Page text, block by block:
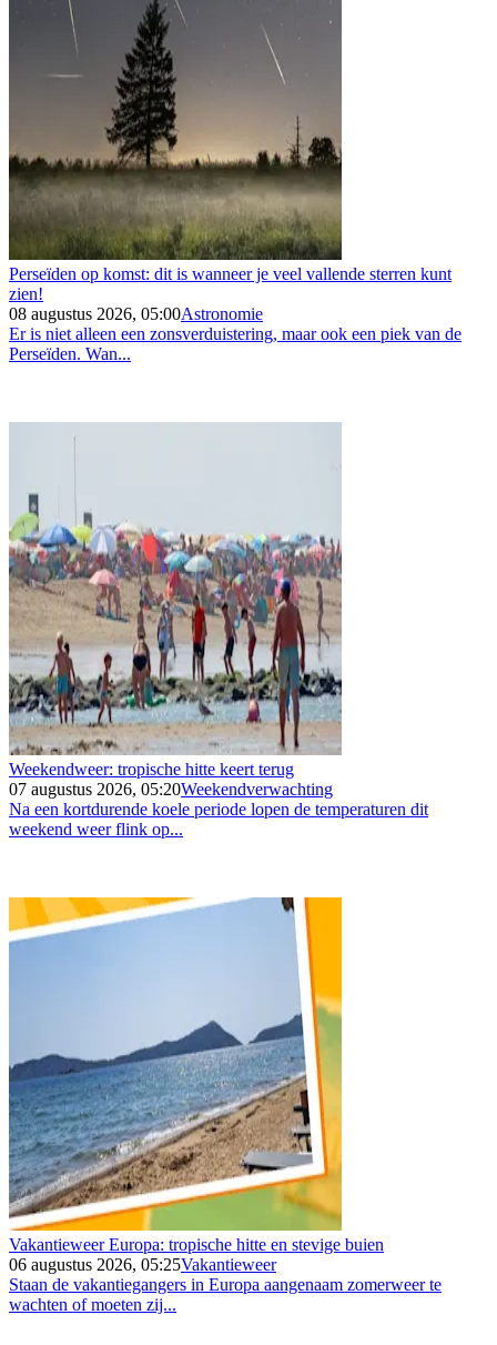
Perseïden op komst: dit is wanneer je veel vallende sterren kunt
zien!
08 augustus 2026, 05:00Astronomie
Er is niet alleen een zonsverduistering, maar ook een piek van de
Perseïden. Wan...
Weekendweer: tropische hitte keert terug
07 augustus 2026, 05:20Weekendverwachting
Na een kortdurende koele periode lopen de temperaturen dit
weekend weer flink op...
Vakantieweer Europa: tropische hitte en stevige buien
06 augustus 2026, 05:25Vakantieweer
Staan de vakantiegangers in Europa aangenaam zomerweer te
wachten of moeten zij...